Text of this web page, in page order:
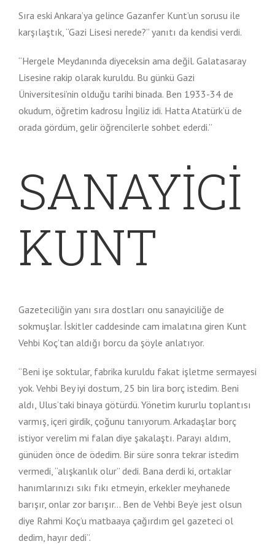
Sıra eski Ankara’ya gelince Gazanfer Kunt’un sorusu ile
karşılaştık, “Gazi Lisesi nerede?” yanıtı da kendisi verdi.
“Hergele Meydanında diyeceksin ama değil. Galatasaray
Lisesine rakip olarak kuruldu. Bu günkü Gazi
Üniversitesi’nin olduğu tarihi binada. Ben 1933-34 de
okudum, öğretim kadrosu İngiliz idi. Hatta Atatürk’ü de
orada gördüm, gelir öğrencilerle sohbet ederdi.”
SANAYİCİ
KUNT
Gazeteciliğin yanı sıra dostları onu sanayiciliğe de
sokmuşlar. İskitler caddesinde cam imalatına giren Kunt
Vehbi Koç’tan aldığı borcu da şöyle anlatıyor.
“Beni işe soktular, fabrika kuruldu fakat işletme sermayesi
yok. Vehbi Bey iyi dostum, 25 bin lira borç istedim. Beni
aldı, Ulus’taki binaya götürdü. Yönetim kururlu toplantısı
varmış, içeri girdik, çoğunu tanıyorum. Arkadaşlar borç
istiyor verelim mi falan diye şakalaştı. Parayı aldım,
günüden önce de ödedim. Bir süre sonra tekrar istedim
vermedi, “alışkanlık olur” dedi. Bana derdi ki, ortaklar
hanımlarınızı sıkı fıkı etmeyin, erkekler meyhanede
barışır, onlar zor barışır… Ben de Vehbi Bey’e jest olsun
diye Rahmi Koç’u matbaaya çağırdım gel gazeteci ol
dedim, hayır dedi”.